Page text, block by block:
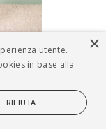
utente.
in base alla
RIFIUTA
×